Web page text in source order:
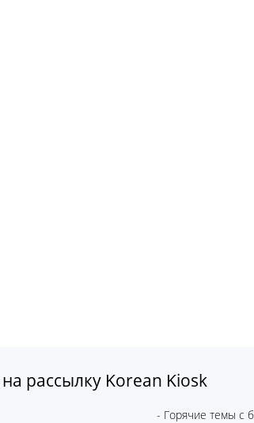
рассылку Korean Kiosk
- Горячие темы с